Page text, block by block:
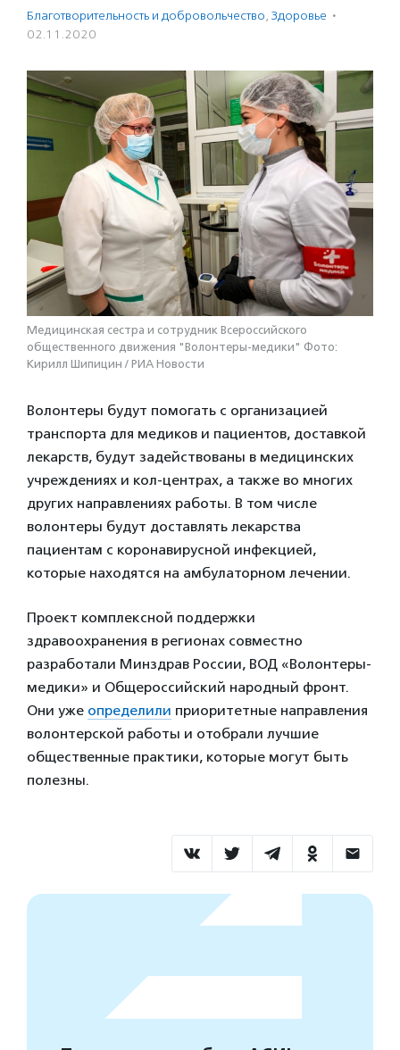
Благотвори­тель­ность и доброволь­чест­во, Здоровье ·
02.11.2020
Медицинская сестра и сотрудник Всероссийского
общественного движения "Волонтеры-медики" Фото:
Кирилл Шипицин / РИА Новости
Волонтеры будут помогать с организацией
транспорта для медиков и пациентов, доставкой
лекарств, будут задействованы в медицинских
учреждениях и кол-центрах, а также во многих
других направлениях работы. В том числе
волонтеры будут доставлять лекарства
пациентам с коронавирусной инфекцией,
которые находятся на амбулаторном лечении.
Проект комплексной поддержки
здравоохранения в регионах совместно
разработали Минздрав России, ВОД «Волонтеры-
медики» и Общероссийский народный фронт.
Они уже определили приоритетные направления
волонтерской работы и отобрали лучшие
общественные практики, которые могут быть
полезны.